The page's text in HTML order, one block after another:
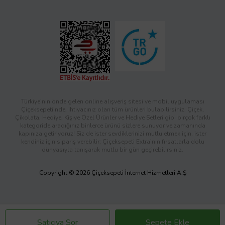
Satıcıya Sor Sepete Ekle
Türkiye’nin önde gelen online alışveriş sitesi ve mobil uygulaması
Çiçeksepeti’nde, ihtiyacınız olan tüm ürünleri bulabilirsiniz. Çiçek,
Çikolata, Hediye, Kişiye Özel Ürünler ve Hediye Setleri gibi birçok farklı
kategoride aradığınız binlerce ürünü sizlere sunuyor ve zamanında
kapınıza getiriyoruz! Siz de ister sevdiklerinizi mutlu etmek için, ister
kendiniz için sipariş verebilir; Çiçeksepeti Extra’nın fırsatlarla dolu
dünyasıyla tanışarak mutlu bir gün geçirebilirsiniz.
Copyright © 2026 Çiçeksepeti İnternet Hizmetleri A.Ş